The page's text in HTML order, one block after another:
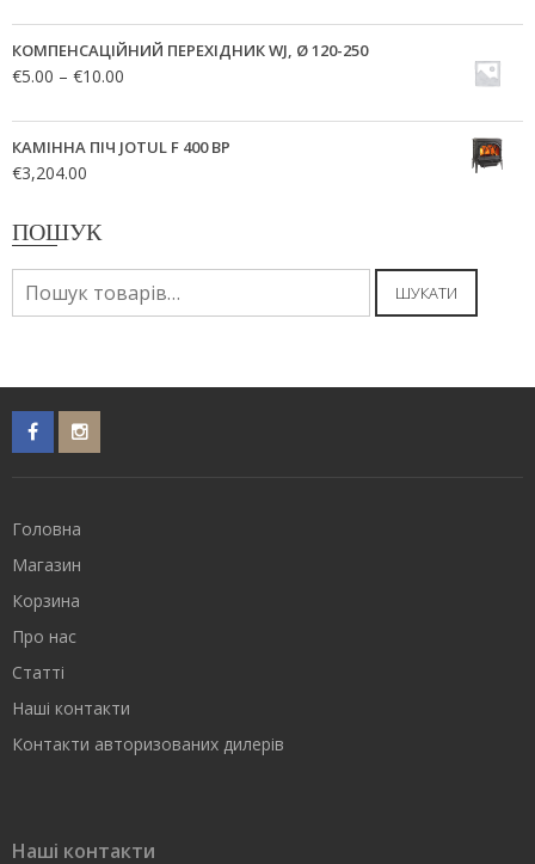
КОМПЕНСАЦІЙНИЙ ПЕРЕХІДНИК WJ, Ø 120-250
€5.00 – €10.00
КАМІННА ПІЧ JOTUL F 400 BP
€3,204.00
ПОШУК
Шукати: ШУКАТИ
Головна
Магазин
Корзина
Про нас
Статті
Наші контакти
Контакти авторизованих дилерів
Наші контакти